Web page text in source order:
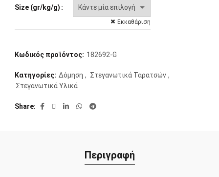
Size (gr/kg/g)
Εκκαθάριση
Κωδικός προϊόντος: 182692-G
Κατηγορίες: Δόμηση , Στεγανωτικά Ταρατσών ,
Στεγανωτικά Υλικά
Share
Περιγραφή